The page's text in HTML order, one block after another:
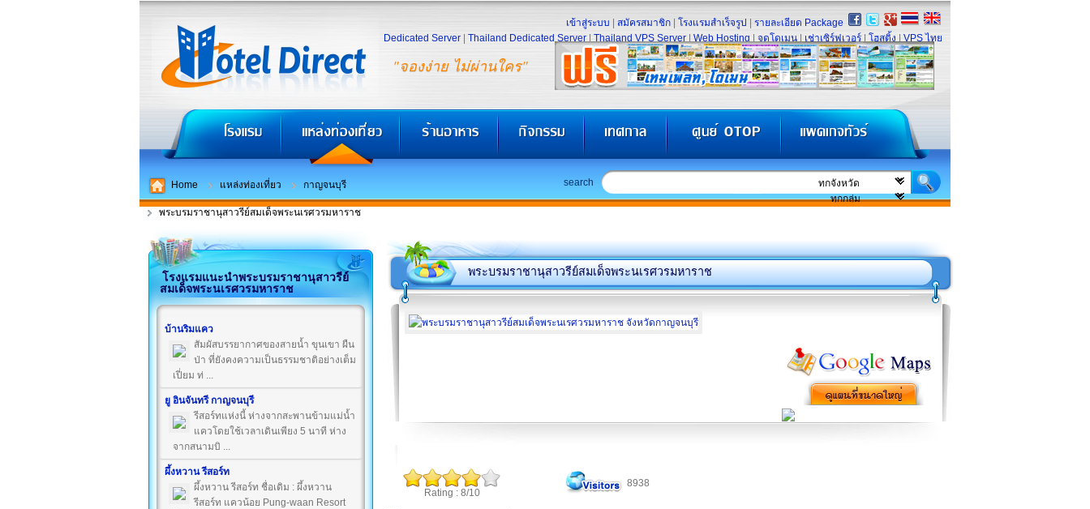
"จองง่าย ไม่ผ่านใคร"
เข้าสู่ระบบ สมัครสมาชิก โรงแรมสำเร็จรูป
รายละเอียด Package
Dedicated Server
Thailand Dedicated Server Thailand VPS Server Web Hosting จดโดเมน เช่าเซิร์ฟเวอร์ โฮสติ้ง VPS ไทย
Home แหล่งท่องเที่ยว กาญจนบุรี
พระบรมราชานุสาวรีย์สมเด็จพระนเรศวรมหาราช
search
โรงแรมแนะนำพระบรมราชานุสาวรีย์
สมเด็จพระนเรศวรมหาราช
บ้านริมแคว
สัมผัสบรรยากาศของสายน้ำ ขุนเขา ผืน
ป่า ที่ยังคงความเป็นธรรมชาติอย่างเต็ม
เปี่ยม ท่ ...
ยู อินจันทรี กาญจนบุรี
รีสอร์ทแห่งนี้ ห่างจากสะพานข้ามแม่น้ำ
แควโดยใช้เวลาเดินเพียง 5 นาที ห่าง
จากสนามบิ ...
ผึ้งหวาน รีสอร์ท
ผึ้งหวาน รีสอร์ท ชื่อเดิม : ผึ้งหวาน
รีสอร์ท แควน้อย Pung-waan Resort
พระบรมราชานุสาวรีย์สมเด็จพระนเรศวรมหาราช
Rating : 8/10
8938